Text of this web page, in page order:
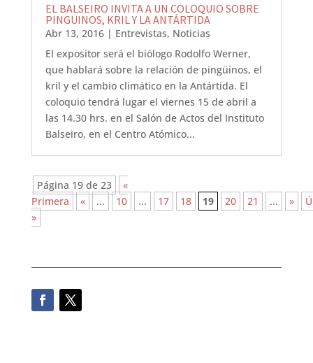
EL BALSEIRO INVITA A UN COLOQUIO SOBRE
PINGÜINOS, KRIL Y LA ANTÁRTIDA
Abr 13, 2016| Entrevistas, Noticias
El expositor será el biólogo Rodolfo Werner,
que hablará sobre la relación de pingüinos, el
kril y el cambio climático en la Antártida. El
coloquio tendrá lugar el viernes 15 de abril a
las 14.30 hrs. en el Salón de Actos del Instituto
Balseiro, en el Centro Atómico...
Página 19 de 23
«
Primera
« ... 10 ... 17 18 19 20 21 ... »
»